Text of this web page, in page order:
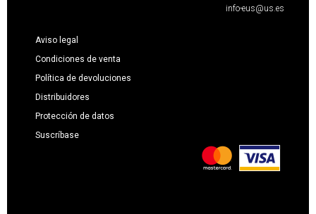
info-eus@us.es
Aviso legal
Condiciones de venta
Política de devoluciones
Distribuidores
Protección de datos
Suscríbase